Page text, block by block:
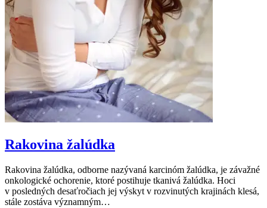
Rakovina žalúdka
Rakovina žalúdka, odborne nazývaná karcinóm žalúdka, je závažné
onkologické ochorenie, ktoré postihuje tkanivá žalúdka. Hoci
v posledných desaťročiach jej výskyt v rozvinutých krajinách klesá,
stále zostáva významným…